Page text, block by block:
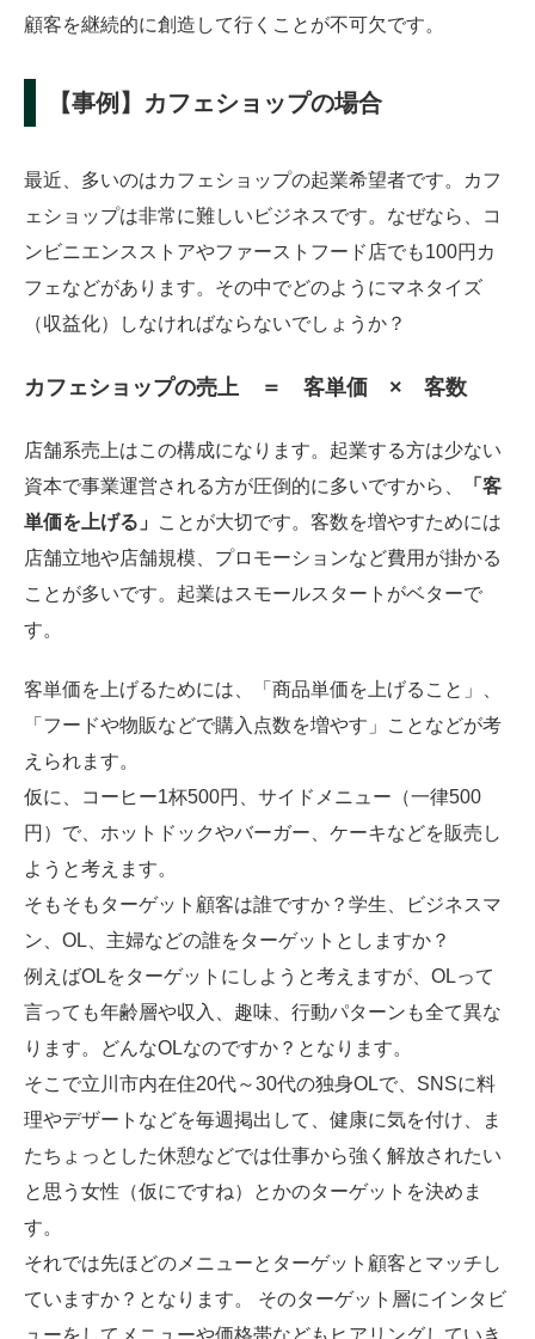
顧客を継続的に創造して行くことが不可欠です。
【事例】カフェショップの場合
最近、多いのはカフェショップの起業希望者です。カフ
ェショップは非常に難しいビジネスです。なぜなら、コ
ンビニエンスストアやファーストフード店でも100円カ
フェなどがあります。その中でどのようにマネタイズ
（収益化）しなければならないでしょうか？
カフェショップの売上 ＝ 客単価 × 客数
店舗系売上はこの構成になります。起業する方は少ない
資本で事業運営される方が圧倒的に多いですから、
「客
単価を上げる」
ことが大切です。客数を増やすためには
店舗立地や店舗規模、プロモーションなど費用が掛かる
ことが多いです。起業はスモールスタートがベターで
す。
客単価を上げるためには、「商品単価を上げること」、
「フードや物販などで購入点数を増やす」ことなどが考
えられます。
仮に、コーヒー1杯500円、サイドメニュー（一律500
円）で、ホットドックやバーガー、ケーキなどを販売し
ようと考えます。
そもそもターゲット顧客は誰ですか？学生、ビジネスマ
ン、OL、主婦などの誰をターゲットとしますか？
例えばOLをターゲットにしようと考えますが、OLって
言っても年齢層や収入、趣味、行動パターンも全て異な
ります。どんなOLなのですか？となります。
そこで立川市内在住20代～30代の独身OLで、SNSに料
理やデザートなどを毎週掲出して、健康に気を付け、ま
たちょっとした休憩などでは仕事から強く解放されたい
と思う女性（仮にですね）とかのターゲットを決めま
す。
それでは先ほどのメニューとターゲット顧客とマッチし
ていますか？となります。 そのターゲット層にインタビ
ューをしてメニューや価格帯などもヒアリングしていき